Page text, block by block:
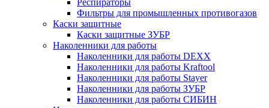
Респираторы
Фильтры для промышленных противогазов
Каски защитные
Каски защитные ЗУБР
Наколенники для работы
Наколенники для работы DEXX
Наколенники для работы Kraftool
Наколенники для работы Stayer
Наколенники для работы ЗУБР
Наколенники для работы СИБИН